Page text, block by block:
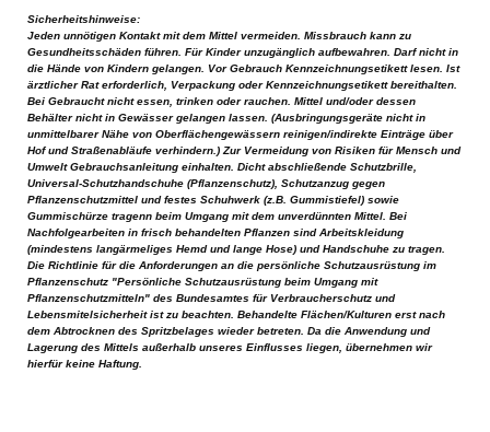
Sicherheitshinweise:
Jeden unnötigen Kontakt mit dem Mittel vermeiden. Missbrauch kann zu
Gesundheitsschäden führen. Für Kinder unzugänglich aufbewahren. Darf nicht in
die Hände von Kindern gelangen. Vor Gebrauch Kennzeichnungsetikett lesen. Ist
ärztlicher Rat erforderlich, Verpackung oder Kennzeichnungsetikett bereithalten.
Bei Gebraucht nicht essen, trinken oder rauchen. Mittel und/oder dessen
Behälter nicht in Gewässer gelangen lassen. (Ausbringungsgeräte nicht in
unmittelbarer Nähe von Oberflächengewässern reinigen/indirekte Einträge über
Hof und Straßenabläufe verhindern.) Zur Vermeidung von Risiken für Mensch und
Umwelt Gebrauchsanleitung einhalten. Dicht abschließende Schutzbrille,
Universal-Schutzhandschuhe (Pflanzenschutz), Schutzanzug gegen
Pflanzenschutzmittel und festes Schuhwerk (z.B. Gummistiefel) sowie
Gummischürze tragenn beim Umgang mit dem unverdünnten Mittel. Bei
Nachfolgearbeiten in frisch behandelten Pflanzen sind Arbeitskleidung
(mindestens langärmeliges Hemd und lange Hose) und Handschuhe zu tragen.
Die Richtlinie für die Anforderungen an die persönliche Schutzausrüstung im
Pflanzenschutz "Persönliche Schutzausrüstung beim Umgang mit
Pflanzenschutzmitteln" des Bundesamtes für Verbraucherschutz und
Lebensmitelsicherheit ist zu beachten. Behandelte Flächen/Kulturen erst nach
dem Abtrocknen des Spritzbelages wieder betreten. Da die Anwendung und
Lagerung des Mittels außerhalb unseres Einflusses liegen, übernehmen wir
hierfür keine Haftung.